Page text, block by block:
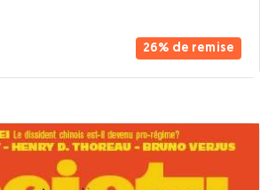
26% de remise